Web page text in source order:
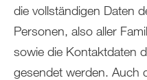
die vollständigen Daten
Personen, also aller
sowie die Kontaktdaten
gesendet werden. Auch